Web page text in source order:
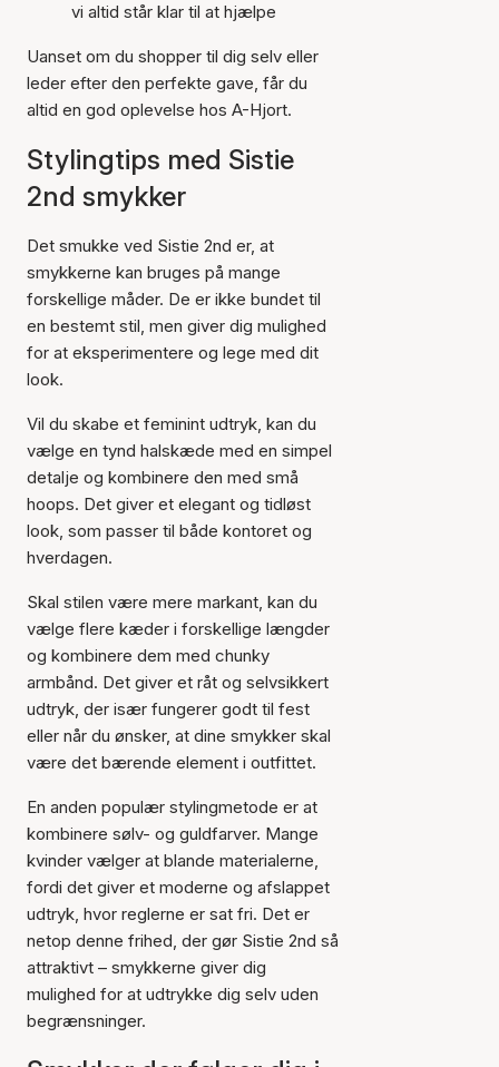
vi altid står klar til at hjælpe
Uanset om du shopper til dig selv eller
leder efter den perfekte gave, får du
altid en god oplevelse hos A-Hjort.
Stylingtips med Sistie
2nd smykker
Det smukke ved Sistie 2nd er, at
smykkerne kan bruges på mange
forskellige måder. De er ikke bundet til
en bestemt stil, men giver dig mulighed
for at eksperimentere og lege med dit
look.
Vil du skabe et feminint udtryk, kan du
vælge en tynd halskæde med en simpel
detalje og kombinere den med små
hoops. Det giver et elegant og tidløst
look, som passer til både kontoret og
hverdagen.
Skal stilen være mere markant, kan du
vælge flere kæder i forskellige længder
og kombinere dem med chunky
armbånd. Det giver et råt og selvsikkert
udtryk, der især fungerer godt til fest
eller når du ønsker, at dine smykker skal
være det bærende element i outfittet.
En anden populær stylingmetode er at
kombinere sølv- og guldfarver. Mange
kvinder vælger at blande materialerne,
fordi det giver et moderne og afslappet
udtryk, hvor reglerne er sat fri. Det er
netop denne frihed, der gør Sistie 2nd så
attraktivt – smykkerne giver dig
mulighed for at udtrykke dig selv uden
begrænsninger.